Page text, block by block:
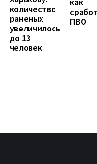
количество
раненых
увеличилось
до 13
человек
как
ПВО